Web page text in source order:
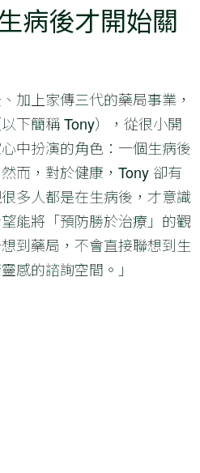
病後才開始關
加上家傳三代的藥局事業，
下簡稱 Tony），從很小開
中扮演的角色：一個生病後
而，對於健康，Tony 卻有
多人都是在生病後，才意識
能將「預防勝於治療」的觀
到藥局，不會直接聯想到生
感的諮詢空間。」